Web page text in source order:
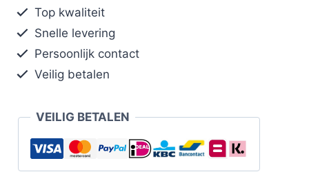
Top kwaliteit
Snelle levering
Persoonlijk contact
Veilig betalen
VEILIG BETALEN